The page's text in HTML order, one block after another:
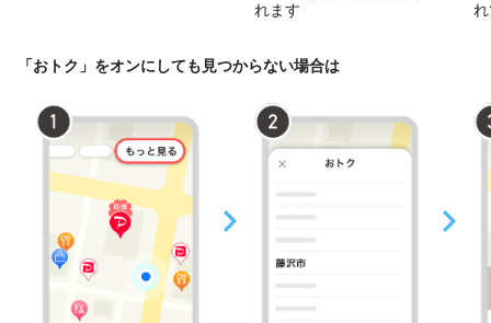
れます
「おトク」をオンにしても見つからない場合は